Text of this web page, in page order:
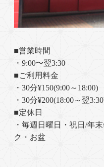
■営業時間
・9:00〜翌3:30
■ご利用料金
・30分¥150(9:00～18:00)
・30分¥200(18:00～翌
■定休日
・毎週日曜日・祝日/年
ク・お盆